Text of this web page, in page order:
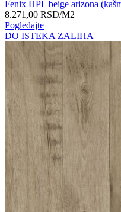
Fenix HPL beige arizona
8.271,00 RSD/M2
Pogledajte
DO ISTEKA ZALIHA